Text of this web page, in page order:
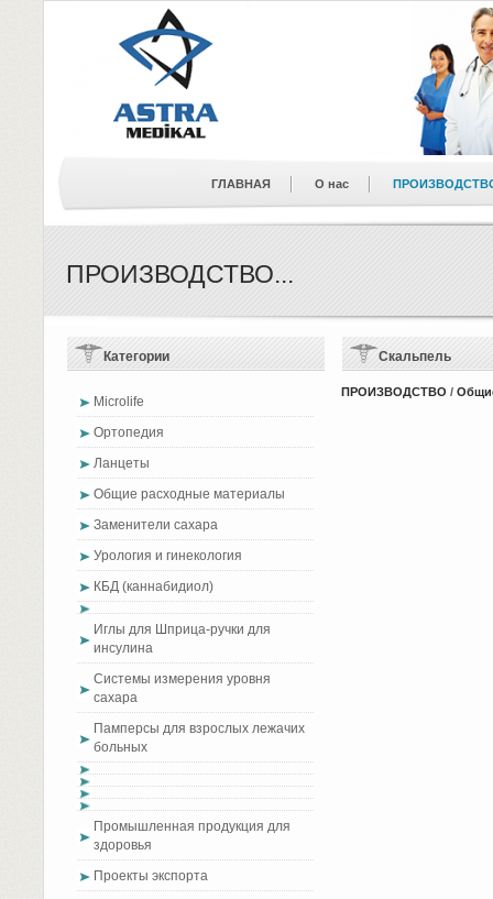
ГЛАВНАЯ О нас
ПРОИЗВОДСТВО...
Скальпель
ПРОИЗВОДСТВО /
Категории
Microlife
Ортопедия
Ланцеты
Общие расходные материалы
Заменители сахара
Урология и гинекология
КБД (каннабидиол)
Иглы для Шприца-ручки для
инсулина
Системы измерения уровня
сахара
Памперсы для взрослых лежачих
больных
Промышленная продукция для
здоровья
Проекты экспорта